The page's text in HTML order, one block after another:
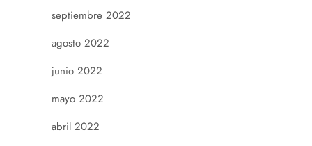
septiembre 2022
agosto 2022
junio 2022
mayo 2022
abril 2022